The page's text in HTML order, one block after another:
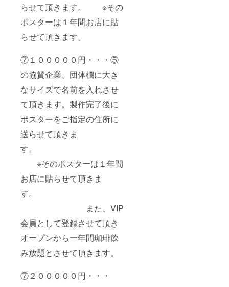
らせて頂きます。 ※その
ポスターは１年間お店に貼
らせて頂きます。
⑦１０００００円・・・⑤
の協賛企業、団体欄に大き
なサイズで名前を入れさせ
て頂きます。製作完了後に
ポスターをご指定の住所に
送らせて頂きま
す。
※そのポスターは１年間
お店に貼らせて頂きま
す。
また、VIP
会員として登録させて頂き
オープンから一年間珈琲飲
み放題とさせて頂きます。
⑦２０００００円・・・